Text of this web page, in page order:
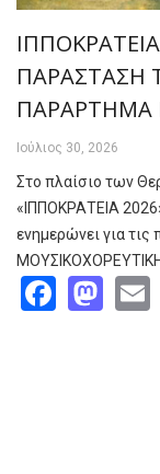
ΠΑΡΑΣΤΑΣΗ
ΠΑΡΑΡΤΗΜΑ
Ιούλιος 30, 2026
Στο πλαίσιο των
«ΙΠΠΟΚΡΑΤΕΙΑ
ενημερώνει για